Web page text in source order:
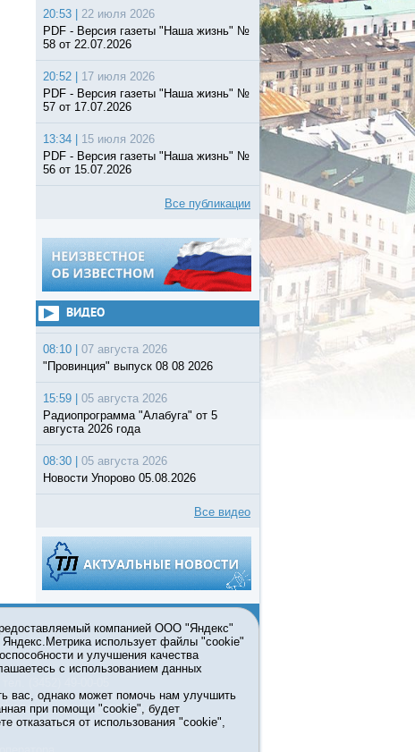
20:53 |
22 июля 2026
PDF - Версия газеты "Наша жизнь" №
58 от 22.07.2026
20:52 |
17 июля 2026
PDF - Версия газеты "Наша жизнь" №
57 от 17.07.2026
13:34 |
15 июля 2026
PDF - Версия газеты "Наша жизнь" №
56 от 15.07.2026
Все публикации
ВИДЕО
08:10 |
07 августа 2026
"Провинция" выпуск 08 08 2026
15:59 |
05 августа 2026
Радиопрограмма "Алабуга" от 5
августа 2026 года
08:30 |
05 августа 2026
Новости Упорово 05.08.2026
Все видео
материалов ссылка
правительства Тюменской
67413 от 13.10.2016 выдано
технологий и массовых
компанией ООО "Яндекс"
использует файлы "cookie"
и улучшения качества
с использованием данных
вас, однако может помочь нам улучшить
при помощи "cookie", будет
отказаться от использования "cookie",